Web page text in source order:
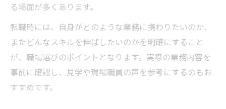
る場面が多くあります。
転職時には、自身がどのような業務に携わりたいのか、
またどんなスキルを伸ばしたいのかを明確にすること
が、職場選びのポイントとなります。実際の業務内容を
事前に確認し、見学や現場職員の声を参考にするのもお
すすめです。